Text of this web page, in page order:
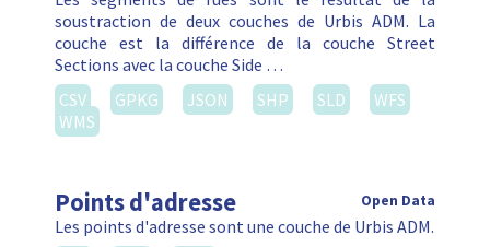
soustraction de deux couches de Urbis ADM. La
couche est la différence de la couche Street
Sections avec la couche Side …
CSV
GPKG JSON SHP SLD
WFS
WMS
Points d'adresse Open Data
Les points d'adresse sont une couche de Urbis ADM.